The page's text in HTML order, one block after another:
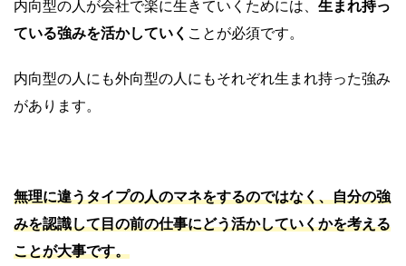
内向型の人が会社で楽に生きていくためには、 生まれ持っ
ている強みを活かしていく ことが必須です。
内向型の人にも外向型の人にもそれぞれ生まれ持った強み
があります。
無理に違うタイプの人のマネをするのではなく、自分の強
みを認識して目の前の仕事にどう活かしていくかを考える
ことが大事です。